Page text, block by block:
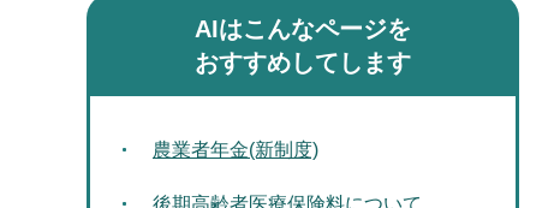
AIはこんなページを
おすすめしてします
農業者年金(新制度)
後期高齢者医療保険料について